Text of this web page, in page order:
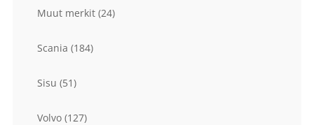
Muut merkit (24)
Scania (184)
Sisu (51)
Volvo (127)